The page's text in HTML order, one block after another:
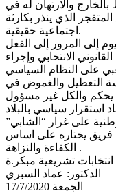
على الارتباط بالخارج والارتهان له في
الذي ينذر بكارثة
اجتماعية حقيقية.
إلى المرور إلى الفعل
الانتخابي وإجراء
التعطيل والغموض في
سياسي بالبلاد
على غرار “الشابي”
فريق يختاره على اساس
الكفاءة والنزاهة .
الدكتور: عماد السبري
الجمعة 17/7/2020